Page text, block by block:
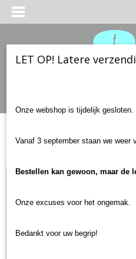
Home>Gitaar accessoires>
Gitaarkabel 6 meter
LET OP! Latere
Onze webshop is tijdelijk gesloten.
Vanaf 3 september staan we weer
Bestellen kan gewoon, maar de
Onze excuses voor het ongemak.
Bedankt voor uw begrip!